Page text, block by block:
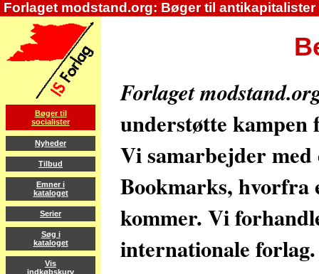
Forlaget modstand.org: Bøger til antikapitalister
Bøger til
socialister
Nyheder
Tilbud
Emner i
kataloget
Serier
Søg i
kataloget
Vis
indkøbskurv
Forlaget
understøtte kampen
Vi samarbejder med
Bookmarks, hvorfra
kommer. Vi
internationale forlag.